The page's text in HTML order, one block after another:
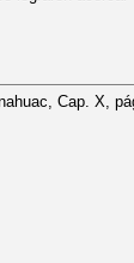
Cap. X,